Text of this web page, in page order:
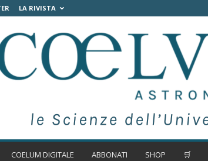
LA RIVISTA
COELUM DIGITALE ABBONATI SHOP 🛒